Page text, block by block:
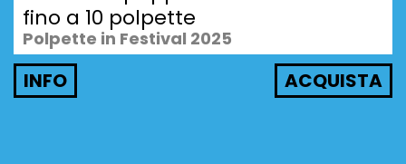
fino a 10 polpette
Polpette in Festival 2025
INFO